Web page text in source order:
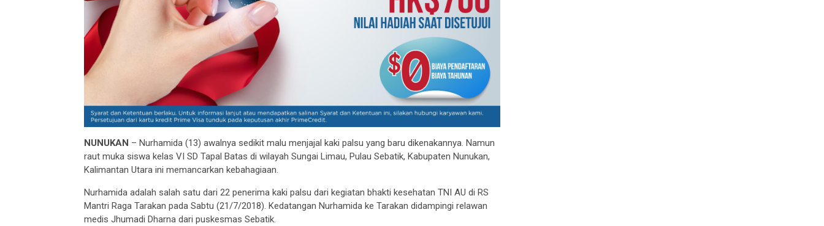
NUNUKAN – Nurhamida (13) awalnya sedikit malu menjajal kaki palsu yang baru dikenakannya. Namun
raut muka siswa kelas VI SD Tapal Batas di wilayah Sungai Limau, Pulau Sebatik, Kabupaten Nunukan,
Kalimantan Utara ini memancarkan kebahagiaan.
Nurhamida adalah salah satu dari 22 penerima kaki palsu dari kegiatan bhakti kesehatan TNI AU di RS
Mantri Raga Tarakan pada Sabtu (21/7/2018). Kedatangan Nurhamida ke Tarakan didampingi relawan
medis Jhumadi Dharna dari puskesmas Sebatik.